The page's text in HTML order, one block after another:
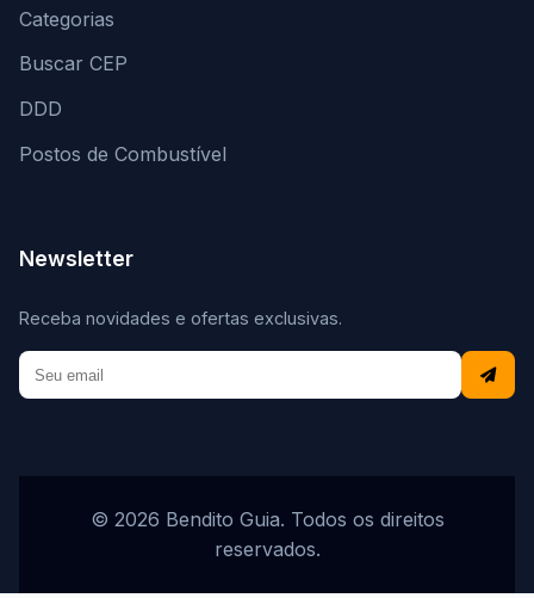
Categorias
Buscar CEP
DDD
Postos de Combustível
Newsletter
Receba novidades e ofertas exclusivas.
© 2026 Bendito Guia. Todos os direitos
reservados.